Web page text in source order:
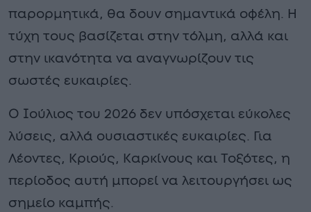
παρορμητικά, θα δουν σημαντικά οφέλη. Η
τύχη τους βασίζεται στην τόλμη, αλλά και
στην ικανότητα να αναγνωρίζουν τις
σωστές ευκαιρίες.
Ο Ιούλιος του 2026 δεν υπόσχεται εύκολες
λύσεις, αλλά ουσιαστικές ευκαιρίες. Για
Λέοντες, Κριούς, Καρκίνους και Τοξότες, η
περίοδος αυτή μπορεί να λειτουργήσει ως
σημείο καμπής.